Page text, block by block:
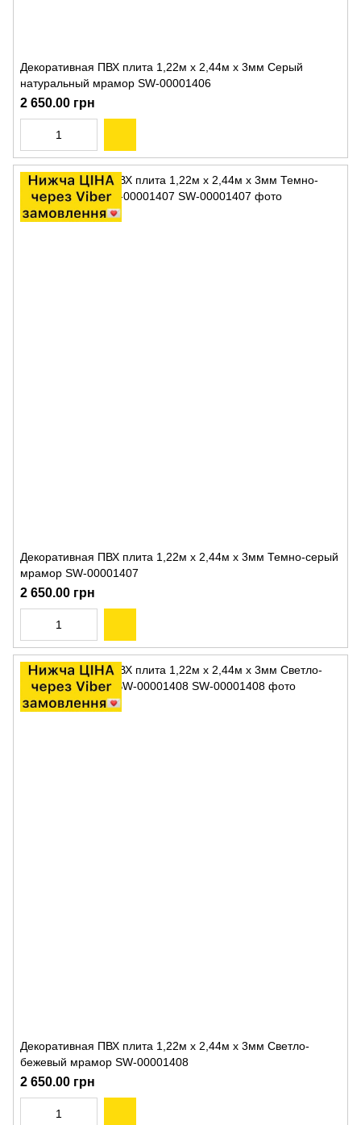
Декоративная ПВХ плита 1,22м х 2,44м х 3мм Серый
натуральный мрамор SW-00001406
2 650.00 грн
Декоративная ПВХ плита 1,22м х 2,44м х 3мм Темно-серый
мрамор SW-00001407
2 650.00 грн
Декоративная ПВХ плита 1,22м х 2,44м х 3мм Светло-
бежевый мрамор SW-00001408
2 650.00 грн